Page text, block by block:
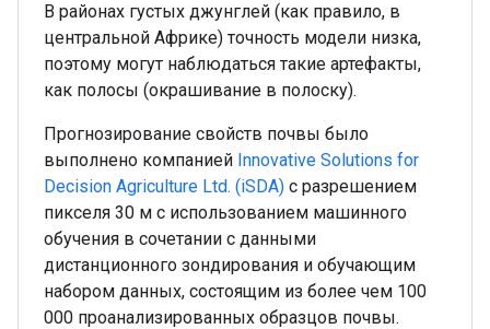
В районах густых джунглей (как правило, в
центральной Африке) точность модели низка,
поэтому могут наблюдаться такие артефакты,
как полосы (окрашивание в полоску).
Прогнозирование свойств почвы было
выполнено компанией Innovative Solutions for
Decision Agriculture Ltd. (iSDA) с разрешением
пикселя 30 м с использованием машинного
обучения в сочетании с данными
дистанционного зондирования и обучающим
набором данных, состоящим из более чем 100
000 проанализированных образцов почвы.